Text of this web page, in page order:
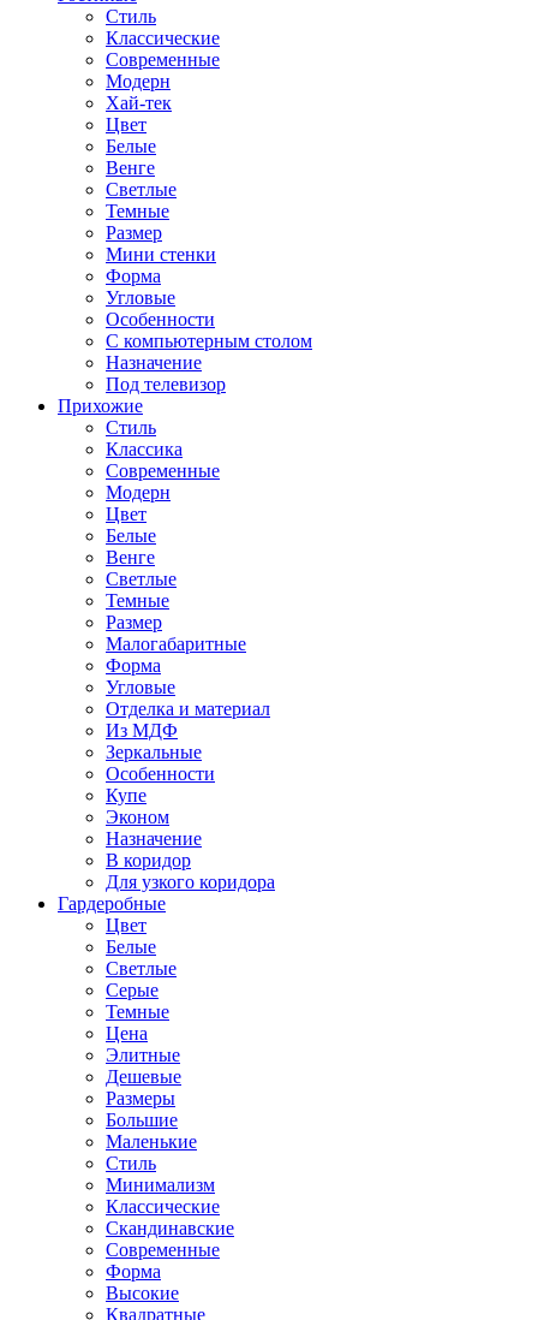
Стиль
Классические
Современные
Модерн
Хай-тек
Цвет
Белые
Венге
Светлые
Темные
Размер
Мини стенки
Форма
Угловые
Особенности
С компьютерным столом
Назначение
Под телевизор
Прихожие
Стиль
Классика
Современные
Модерн
Цвет
Белые
Венге
Светлые
Темные
Размер
Малогабаритные
Форма
Угловые
Отделка и материал
Из МДФ
Зеркальные
Особенности
Купе
Эконом
Назначение
В коридор
Для узкого коридора
Гардеробные
Цвет
Белые
Светлые
Серые
Темные
Цена
Элитные
Дешевые
Размеры
Большие
Маленькие
Стиль
Минимализм
Классические
Скандинавские
Современные
Форма
Высокие
Квадратные